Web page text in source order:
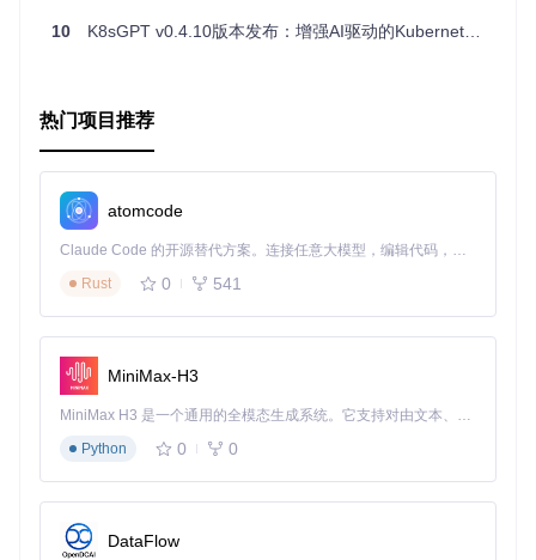
口，方便集成到现有工作流。
求。
版本控制：可以指定仓库和版本，确保运行时的稳定性和
可控性。
要体验K8sGPT的强大功能，按照项目Readme中的步骤进行
全新的智能篇章。立即行动，让AI成为你的得力助手！
为了了解更多详细信息和查看完整的Helm值选项，请参阅项
目的官方文档。让我们一起探索K8sGPT带来的无限可能吧！
10 K8sGPT v0.4.10版本发布：增强AI驱动的Kubernetes诊断能力
热门项目推荐
atomcode
Claude Code 的开源替代方案。连接任意大模型，编辑代码，运行命令，自动验证 — 全自动执行。用 Rust 构建，极致性能。 ｜ An open-source alternative to Claude Code. Connect any LLM, edit code, run commands, and verify changes — autonomously. Built in Rust for speed. Get Started
Rust
0 541
MiniMax-H3
MiniMax H3 是一个通用的全模态生成系统。它支持对由文本、图像、视频和音频组成的多模态上下文进行统一理解，并能生成分辨率高达 2K、时长可达 15 秒的带原生立体声音频的视频。得益于面向任务泛化的系统设计，H3 在预训练阶段就已具备广泛的多模态上下文理解与生成能力，能够出色地执行复杂的多模态指令。
Python
0 0
DataFlow